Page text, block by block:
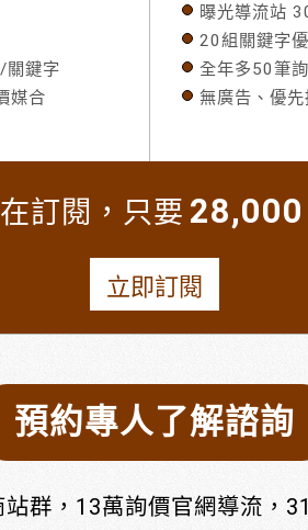
關鍵字
媒合
曝光導流站
20組關鍵字
全年多50筆
無廣告、優
訂閱，只要 28,000
立即訂閱
預約專人了解諮詢
群，13萬詢價官網導流，